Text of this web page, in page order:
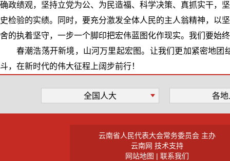
确政绩观，坚持立党为公、为民造福、科学决策、真抓实干，
史检验的实绩。同时，要充分激发全体人民的主人翁精神，以
舍的执着坚守，一步一个脚印把宏伟蓝图化作现实。我们要始
春潮浩荡开新境，山河万里起宏图。让我们更加紧密地
斗，在新时代的伟大征程上阔步前行！
全国人大 各
云南省人民代表大会常务委员会 主办
云南网 技术支持
网站地图 | 联系我们